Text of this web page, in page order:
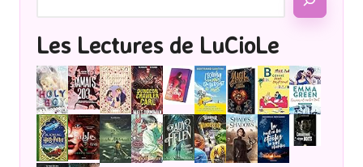
Les Lectures de LuCioLe